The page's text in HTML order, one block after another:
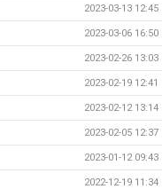
2023-03-13 12:45
2023-03-06 16:50
2023-02-26 13:03
2023-02-19 12:41
2023-02-12 13:14
2023-02-05 12:37
2023-01-12 09:43
2022-12-19 11:34